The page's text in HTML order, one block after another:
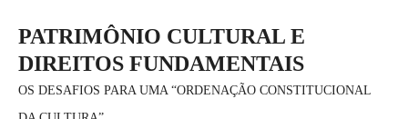
PATRIMÔNIO CULTURAL E
DIREITOS FUNDAMENTAIS
OS DESAFIOS PARA UMA “ORDENAÇÃO CONSTITUCIONAL